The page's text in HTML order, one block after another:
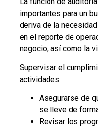
La función de
importantes para un
deriva de la
en el reporte de
negocio, así como la
Supervisar el
actividades:
Asegurarse de
se lleve de
Revisar los